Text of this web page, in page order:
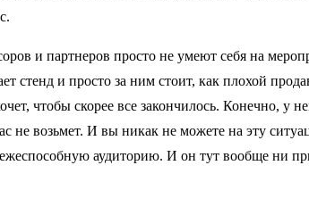
и партнеров просто не умеют себя на
стенд и просто за ним стоит, как плохой
чтобы скорее все закончилось. Конечно, у
не возьмет. И вы никак не можете на эту
аудиторию. И он тут вообще ни